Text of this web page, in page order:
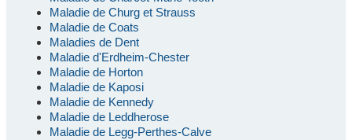
Maladie de Churg et Strauss
Maladie de Coats
Maladies de Dent
Maladie d'Erdheim-Chester
Maladie de Horton
Maladie de Kaposi
Maladie de Kennedy
Maladie de Leddherose
Maladie de Legg-Perthes-Calve